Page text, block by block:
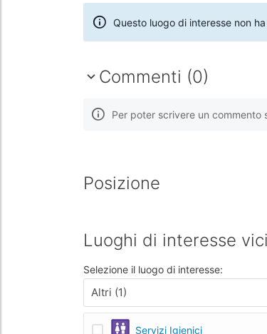
Questo luogo di interesse non
Commenti (0)
Per poter scrivere un commento
Posizione
Luoghi di interesse
Selezione il luogo di interesse:
Altri (1)
Servizi Igienici